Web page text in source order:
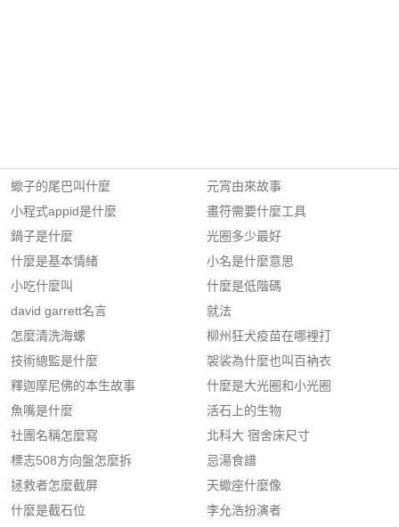
蠍子的尾巴叫什麼
小程式appid是什麼
鍋子是什麼
什麼是基本情緒
小吃什麼叫
david garrett名言
怎麼清洗海螺
技術總監是什麼
釋迦摩尼佛的本生故事
魚嘴是什麼
社團名稱怎麼寫
標志508方向盤怎麼拆
拯救者怎麼截屏
什麼是截石位
元宵由來故事
畫符需要什麼工具
光圈多少最好
小名是什麼意思
什麼是低階碼
就法
柳州狂犬疫苗在哪裡打
袈裟為什麼也叫百衲衣
什麼是大光圈和小光圈
活石上的生物
北科大 宿舍床尺寸
忌湯食譜
天蠍座什麼像
李允浩扮演者